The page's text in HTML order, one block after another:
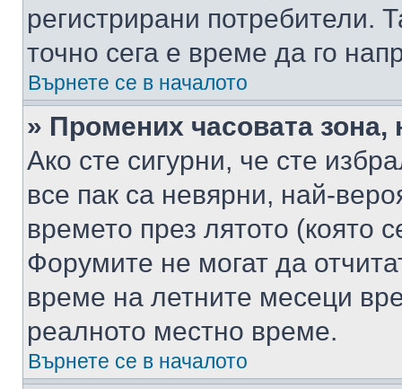
регистрирани потребители.
точно сега е време да го
Върнете се в началото
» Промених часовата
Ако сте сигурни, че сте
все пак са невярни, най-
времето през лятото (която
Форумите не могат да
време на летните месеци
реалното местно време.
Върнете се в началото